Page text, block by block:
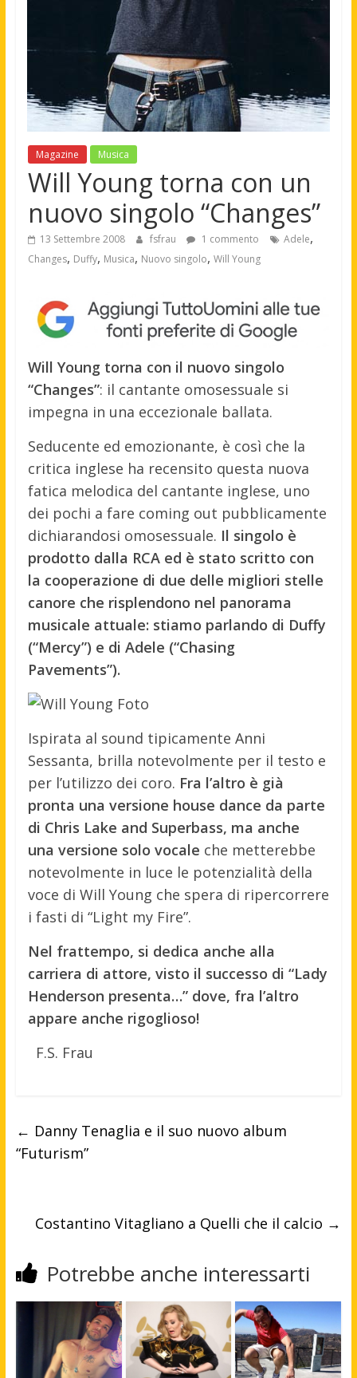
Magazine Musica
Will Young torna con un
nuovo singolo “Changes”
13 Settembre 2008 fsfrau 1 commento Adele,
Changes, Duffy, Musica, Nuovo singolo, Will Young
Will Young torna con il nuovo singolo
“Changes”: il cantante omosessuale si
impegna in una eccezionale ballata.
Seducente ed emozionante, è così che la
critica inglese ha recensito questa nuova
fatica melodica del cantante inglese, uno
dei pochi a fare coming out pubblicamente
dichiarandosi omosessuale. Il singolo è
prodotto dalla RCA ed è stato scritto con
la cooperazione di due delle migliori stelle
canore che risplendono nel panorama
musicale attuale: stiamo parlando di Duffy
(“Mercy”) e di Adele (“Chasing
Pavements”).
Ispirata al sound tipicamente Anni
Sessanta, brilla notevolmente per il testo e
per l’utilizzo dei coro. Fra l’altro è già
pronta una versione house dance da parte
di Chris Lake and Superbass, ma anche
una versione solo vocale che metterebbe
notevolmente in luce le potenzialità della
voce di Will Young che spera di ripercorrere
i fasti di “Light my Fire”.
Nel frattempo, si dedica anche alla
carriera di attore, visto il successo di “Lady
Henderson presenta…” dove, fra l’altro
appare anche rigoglioso!
F.S. Frau
← Danny Tenaglia e il suo nuovo album
“Futurism”
Costantino Vitagliano a Quelli che il calcio →
Potrebbe anche interessarti